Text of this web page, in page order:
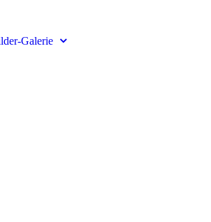
Galerie